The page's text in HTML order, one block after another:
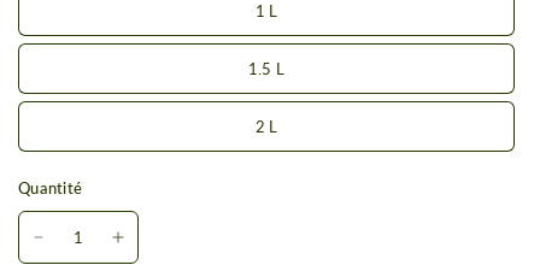
1 L
1.5 L
2 L
Quantité